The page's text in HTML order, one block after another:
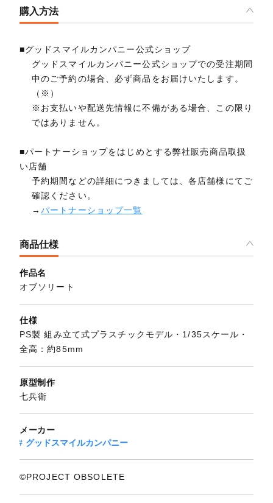
購入方法
■グッドスマイルカンパニー公式ショップ
グッドスマイルカンパニー公式ショップでの受注期間
中のご予約の場合、必ず商品をお届けいたします。
（※）
※お支払いや配送先情報に不備がある場合、この限り
ではありません。
■パートナーショップをはじめとする弊社販売商品取扱
い店舗
予約期間などの詳細につきましては、各店舗様にてご
確認ください。
→パートナーショップ一覧
商品仕様
作品名
オブソリート
仕様
PS製 組み立て式プラスチックモデル・1/35スケール・
全高：約85mm
原型制作
七兵衛
メーカー
グッドスマイルカンパニー
©PROJECT OBSOLETE